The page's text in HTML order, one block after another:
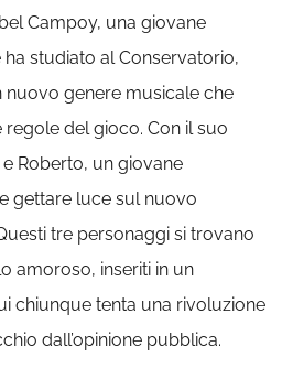
Campoy, una giovane
ha studiato al Conservatorio,
nuovo genere musicale che
del gioco. Con il suo
Roberto, un giovane
gettare luce sul nuovo
tre personaggi si trovano
amoroso, inseriti in un
chiunque tenta una rivoluzione
dall’opinione pubblica.